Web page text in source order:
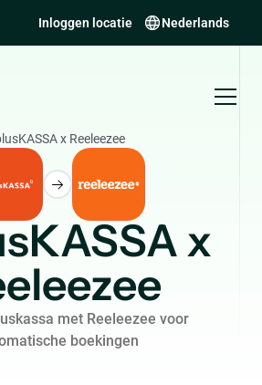
Inloggen locatie Nederlands
x Reeleezee
x
met Reeleezee voor
boekingen